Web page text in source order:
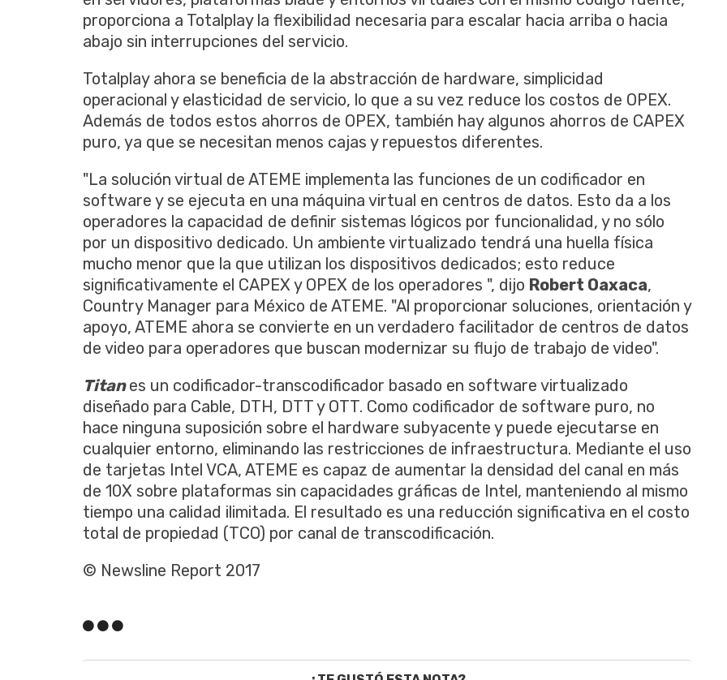
proporciona a Totalplay la flexibilidad necesaria para escalar hacia arriba o hacia
abajo sin interrupciones del servicio.
Totalplay ahora se beneficia de la abstracción de hardware, simplicidad
operacional y elasticidad de servicio, lo que a su vez reduce los costos de OPEX.
Además de todos estos ahorros de OPEX, también hay algunos ahorros de CAPEX
puro, ya que se necesitan menos cajas y repuestos diferentes.
"La solución virtual de ATEME implementa las funciones de un codificador en
software y se ejecuta en una máquina virtual en centros de datos. Esto da a los
operadores la capacidad de definir sistemas lógicos por funcionalidad, y no sólo
por un dispositivo dedicado. Un ambiente virtualizado tendrá una huella física
mucho menor que la que utilizan los dispositivos dedicados; esto reduce
significativamente el CAPEX y OPEX de los operadores ", dijo Robert Oaxaca,
Country Manager para México de ATEME. "Al proporcionar soluciones, orientación y
apoyo, ATEME ahora se convierte en un verdadero facilitador de centros de datos
de video para operadores que buscan modernizar su flujo de trabajo de video".
Titanes un codificador-transcodificador basado en software virtualizado
diseñado para Cable, DTH, DTT y OTT. Como codificador de software puro, no
hace ninguna suposición sobre el hardware subyacente y puede ejecutarse en
cualquier entorno, eliminando las restricciones de infraestructura. Mediante el uso
de tarjetas Intel VCA, ATEME es capaz de aumentar la densidad del canal en más
de 10X sobre plataformas sin capacidades gráficas de Intel, manteniendo al mismo
tiempo una calidad ilimitada. El resultado es una reducción significativa en el costo
total de propiedad (TCO) por canal de transcodificación.
© Newsline Report 2017